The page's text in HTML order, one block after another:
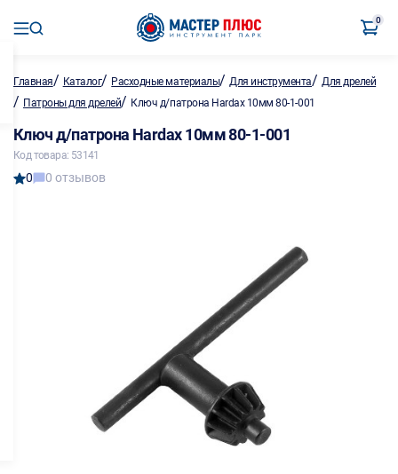
0
Главная/ Каталог/ Расходные материалы/Для инструмента/ Для дрелей
/ Патроны для дрелей/ Ключ д/патрона Hardax 10мм 80-1-001
Ключ д/патрона Hardax 10мм 80-1-001
Код товара: 53141
0 0 отзывов